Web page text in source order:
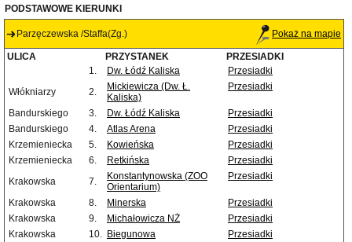
PODSTAWOWE KIERUNKI
Parzęczewska /Staffa(Zg.) Pokaż na mapie
ULICA PRZYSTANEK
PRZESIADKI
1.
Dw. Łódź Kaliska
Przesiadki
Włókniarzy
2.
Mickiewicza (Dw. Ł.
Kaliska)
Przesiadki
Bandurskiego 3. Dw. Łódź Kaliska
Przesiadki
Bandurskiego
4. Atlas Arena
Przesiadki
Krzemieniecka
5. Kowieńska
Przesiadki
Krzemieniecka
6. Retkińska
Przesiadki
Krakowska
7.
Konstantynowska (ZOO
Orientarium)
Przesiadki
Krakowska 8. Minerska
Przesiadki
Krakowska
9. Michałowicza NŻ
Przesiadki
Krakowska
10. Biegunowa
Przesiadki